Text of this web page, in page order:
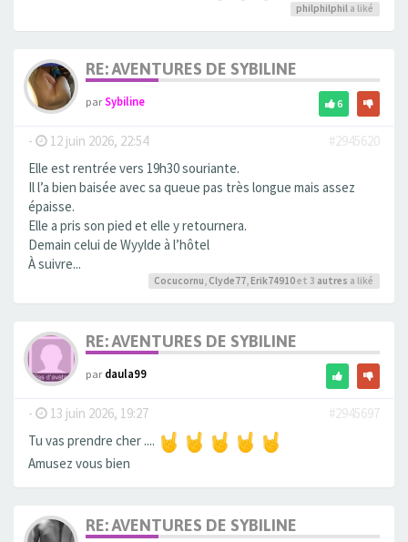
philphilphil a liké
RE: AVENTURES DE SYBILINE
parSybiline 6
- 12 juin 2026, 22:54
#2945620
Elle est rentrée vers 19h30 souriante.
Il l’a bien baisée avec sa queue pas très longue mais assez
épaisse.
Elle a pris son pied et elle y retournera.
Demain celui de Wyylde à l’hôtel
À suivre...
Cocucornu Clyde77 Erik74910et 3 autres a liké
RE: AVENTURES DE SYBILINE
pardaula99
- 13 juin 2026, 19:27
#2945697
Tu vas prendre cher ....
Amusez vous bien
RE: AVENTURES DE SYBILINE